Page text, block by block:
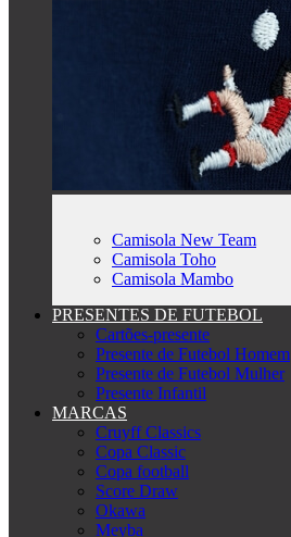
Camisola New Team
Camisola Toho
Camisola Mambo
PRESENTES DE FUTEBOL
Cartões-presente
Presente de Futebol Homem
Presente de Futebol Mulher
Presente Infantil
MARCAS
Cruyff Classics
Copa Classic
Copa football
Score Draw
Okawa
Meyba